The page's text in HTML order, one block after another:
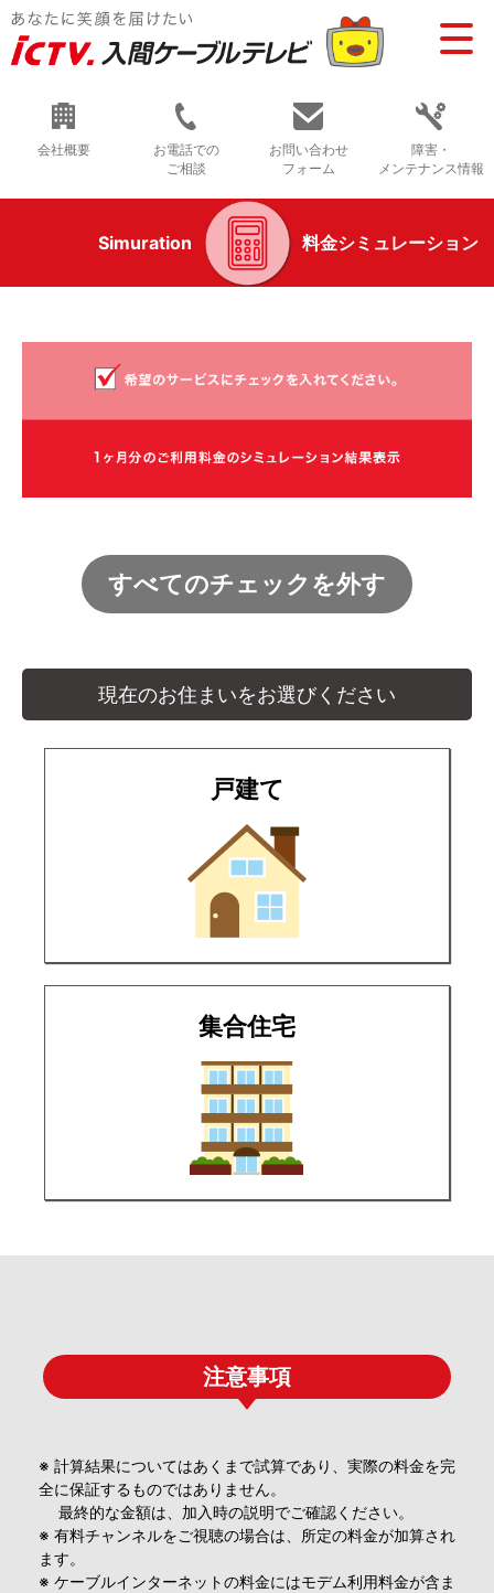
会社概要
お電話での
ご相談
お問い合わせ
フォーム
障害・
メンテナンス情報
Simuration 料金シミュレーション
すべてのチェックを外す
現在のお住まいをお選びください
戸建て
集合住宅
注意事項
※ 計算結果についてはあくまで試算であり、実際の料金を完
全に保証するものではありません。
最終的な金額は、加入時の説明でご確認ください。
※ 有料チャンネルをご視聴の場合は、所定の料金が加算され
ます。
※ ケーブルインターネットの料金にはモデム利用料金が含ま